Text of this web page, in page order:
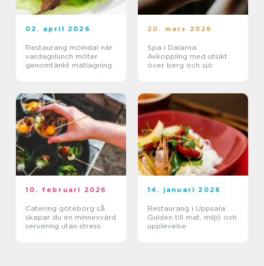
02. april 2026
Restaurang mölndal när
vardagslunch möter
genomtänkt matlagning
20. mars 2026
Spa i Dalarna:
Avkoppling med utsikt
över berg och sjö
10. februari 2026
Catering göteborg så
skapar du en minnesvärd
servering utan stress
14. januari 2026
Restaurang i Uppsala:
Guiden till mat, miljö och
upplevelse